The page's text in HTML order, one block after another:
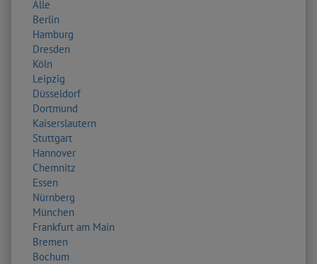
Alle
Berlin
Hamburg
Dresden
Köln
Leipzig
Düsseldorf
Dortmund
Kaiserslautern
Stuttgart
Hannover
Chemnitz
Essen
Nürnberg
München
Frankfurt am Main
Bremen
Bochum